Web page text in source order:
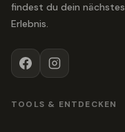
findest du dein nächstes
Erlebnis.
TOOLS & ENTDECKEN